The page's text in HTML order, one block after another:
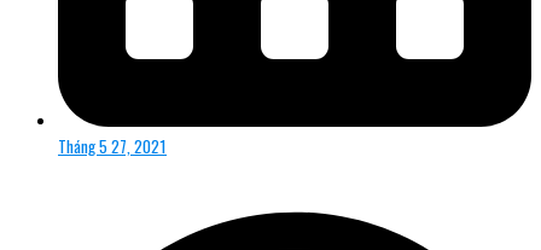
Tháng 5 27, 2021